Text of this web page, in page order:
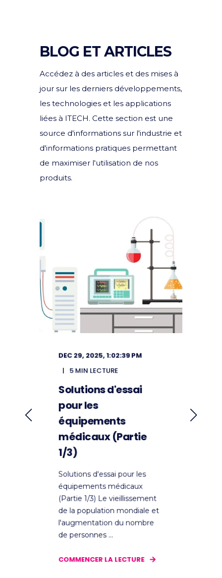
BLOG ET ARTICLES
Accédez à des articles et des mises à
jour sur les derniers développements,
les technologies et les applications
liées à ITECH. Cette section est une
source d'informations sur l'industrie et
d'informations pratiques permettant
de maximiser l'utilisation de nos
produits.
DEC 29, 2025, 1:01:46 PM
6 MIN LECTURE
Solutions d'essai
pour les
équipements
médicaux (Partie
3/3)
Solutions d'essai pour les
équipements médicaux
(Partie 3/3) Le vieillissement
de la population mondiale et
l'augmentation du nombre
de personnes ...
COMMENCER LA LECTURE